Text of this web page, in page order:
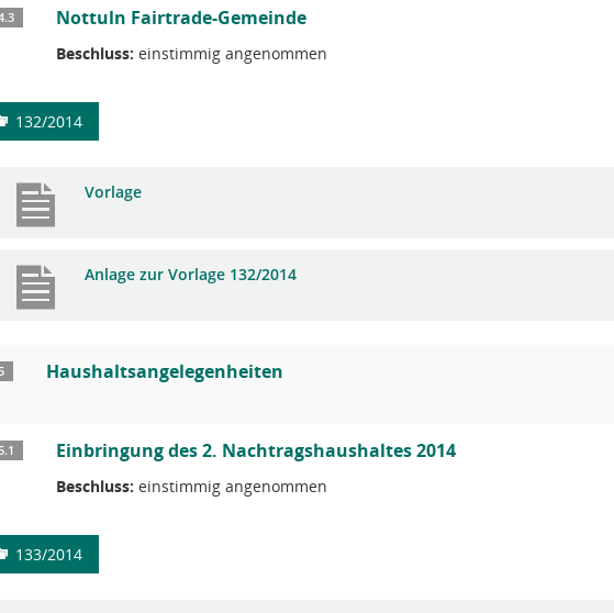
Nottuln Fairtrade-Gemeinde
Beschluss: einstimmig angenommen
132/2014
Vorlage
Anlage zur Vorlage 132/2014
Haushaltsangelegenheiten
Einbringung des 2. Nachtragshaushaltes 2014
Beschluss: einstimmig angenommen
133/2014